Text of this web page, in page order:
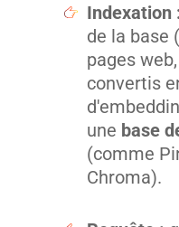
Indexation
de la base
pages
convertis
une base
(comme
Chroma).